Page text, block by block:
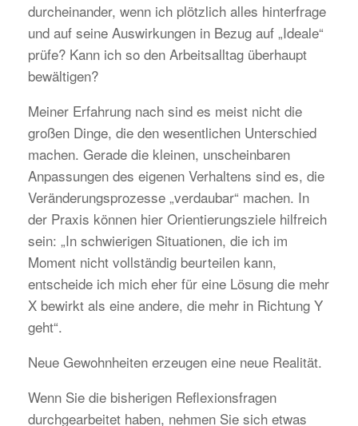
durcheinander, wenn ich plötzlich alles hinterfrage
und auf seine Auswirkungen in Bezug auf „Ideale“
prüfe? Kann ich so den Arbeitsalltag überhaupt
bewältigen?
Meiner Erfahrung nach sind es meist nicht die
großen Dinge, die den wesentlichen Unterschied
machen. Gerade die kleinen, unscheinbaren
Anpassungen des eigenen Verhaltens sind es, die
Veränderungsprozesse „verdaubar“ machen. In
der Praxis können hier Orientierungsziele hilfreich
sein: „In schwierigen Situationen, die ich im
Moment nicht vollständig beurteilen kann,
entscheide ich mich eher für eine Lösung die mehr
X bewirkt als eine andere, die mehr in Richtung Y
geht“.
Neue Gewohnheiten erzeugen eine neue Realität.
Wenn Sie die bisherigen Reflexionsfragen
durchgearbeitet haben, nehmen Sie sich etwas